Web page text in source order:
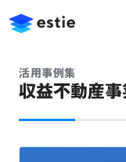
活用事例集
収益不動産